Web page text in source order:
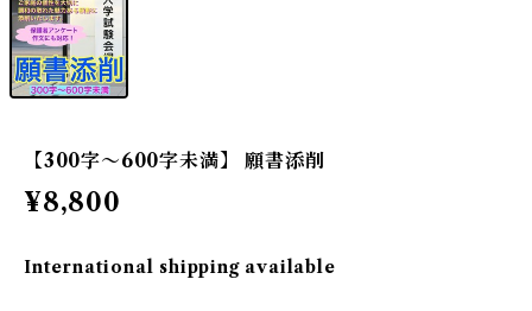
【300字～600字未満】 願書添削
¥8,800
International shipping available